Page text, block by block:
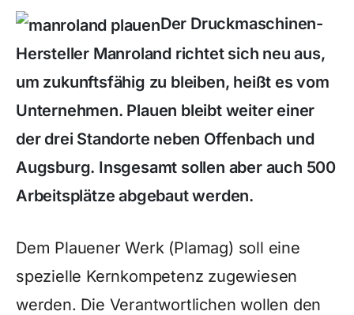
Der Druckmaschinen-
Hersteller Manroland richtet sich neu aus,
um zukunftsfähig zu bleiben, heißt es vom
Unternehmen. Plauen bleibt weiter einer
der drei Standorte neben Offenbach und
Augsburg. Insgesamt sollen aber auch 500
Arbeitsplätze abgebaut werden.
Dem Plauener Werk (Plamag) soll eine
spezielle Kernkompetenz zugewiesen
werden. Die Verantwortlichen wollen den